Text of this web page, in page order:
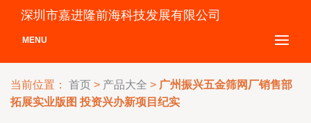
深圳市嘉进隆前海科技发展有限公司
MENU
当前位置： 首页 > 产品大全 > 广州振兴五金筛网厂销售部
拓展实业版图 投资兴办新项目纪实